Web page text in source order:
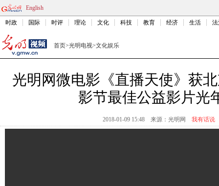
English
时政 国际 时评 理论 文化 科技 教育 经济 生活
首页>光明电视>文化娱乐
光明网微电影《直播天使》获
影节最佳公益影片光
2018-01-09 15:48 来源： 光明网 我有话说